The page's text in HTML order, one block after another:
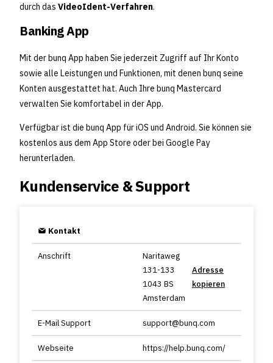
durch das VideoIdent-Verfahren.
Banking App
Mit der bunq App haben Sie jederzeit Zugriff auf Ihr Konto
sowie alle Leistungen und Funktionen, mit denen bunq seine
Konten ausgestattet hat. Auch Ihre bunq Mastercard
verwalten Sie komfortabel in der App.
Verfügbar ist die bunq App für iOS und Android. Sie können sie
kostenlos aus dem App Store oder bei Google Pay
herunterladen.
Kundenservice & Support
Kontakt
Anschrift
Naritaweg
131-133
1043 BS
Amsterdam
Adresse
kopieren
E-Mail Support support@bunq.com
Webseite https://help.bunq.com/